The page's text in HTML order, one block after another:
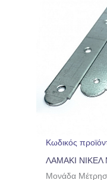
Κωδικός
ΛΑΜΑΚΙ ΝΙΚΕΛ
Μονάδα